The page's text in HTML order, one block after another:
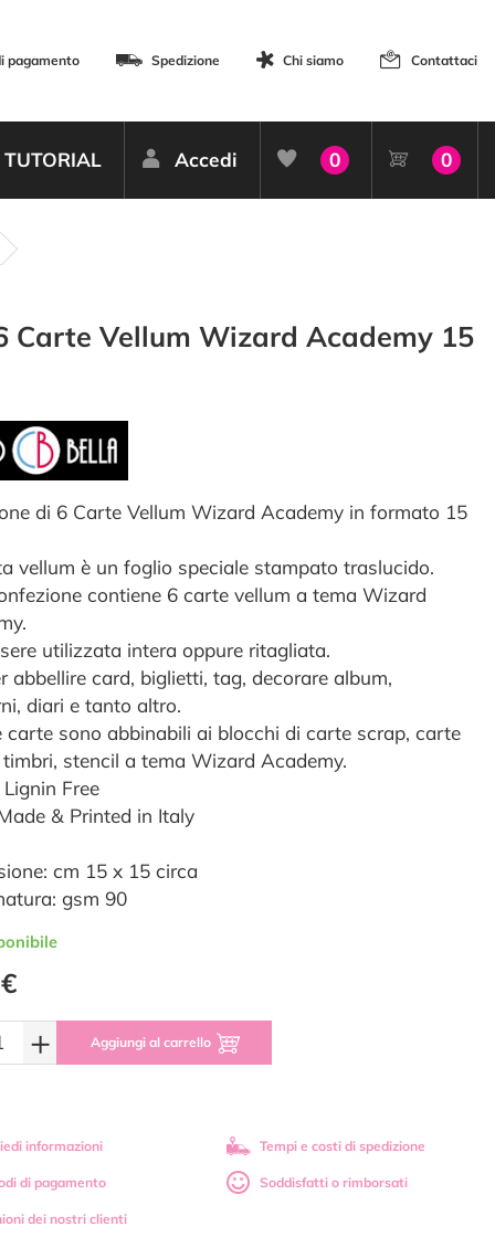
pagamento Spedizione Chi siamo Contattaci
TUTORIAL Accedi 0 0
Carte Vellum Wizard Academy 15
di 6 Carte Vellum Wizard Academy in formato 15
vellum è un foglio speciale stampato traslucido.
contiene 6 carte vellum a tema Wizard
utilizzata intera oppure ritagliata.
abbellire card, biglietti, tag, decorare album,
diari e tanto altro.
carte sono abbinabili ai blocchi di carte scrap, carte
stencil a tema Wizard Academy.
Free
& Printed in Italy
cm 15 x 15 circa
gsm 90
+ Aggiungi al carrello
informazioni Tempi e costi di spedizione
di pagamento Soddisfatti o rimborsati
dei nostri clienti